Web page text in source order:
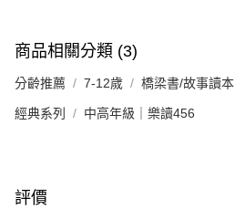
商品相關分類 (3)
分齡推薦 7-12歲 橋梁書/故事讀本
經典系列 中高年級｜樂讀456
評價